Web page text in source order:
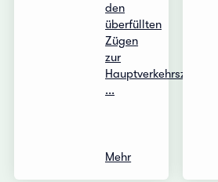
den
überfüllten
Zügen
zur
Hauptverkehrszeit,
...
Mehr